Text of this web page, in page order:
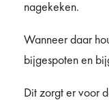
nagekeken.
Wanneer daar
bijgespoten en
Dit zorgt er voor